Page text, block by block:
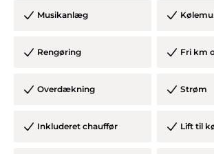
Musikanlæg
Rengøring Fri km
Overdækning Strøm
Inkluderet chauffør Lift til